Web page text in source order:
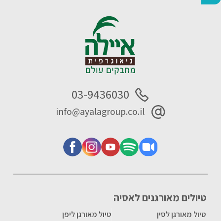
טיולים מאורגנים לאסיה
טיול מאורגן לסין
טיול מאורגן ליפן
03-9436030
info@ayalagroup.co.il